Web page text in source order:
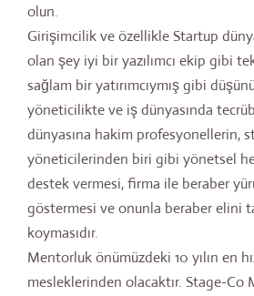
olun.
Girişimcilik ve özellikle Startup
olan şey iyi bir yazılımcı ekip gibi
sağlam bir yatırımcıymış gibi
yöneticilikte ve iş dünyasında
dünyasına hakim profesyonellerin,
yöneticilerinden biri gibi yönetsel
destek vermesi, firma ile beraber
göstermesi ve onunla beraber elini
koymasıdır.
Mentorluk önümüzdeki 10 yılın en
mesleklerinden olacaktır. Stage-Co